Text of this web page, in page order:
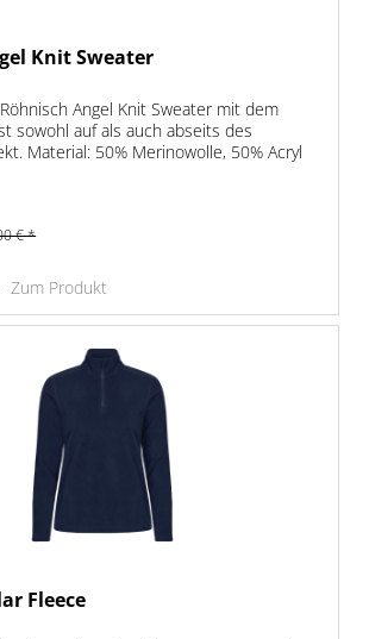
Knit Sweater
Angel Knit Sweater mit dem
sowohl auf als auch abseits des
Material: 50% Merinowolle, 50% Acryl
€ *
Zum Produkt
Fleece